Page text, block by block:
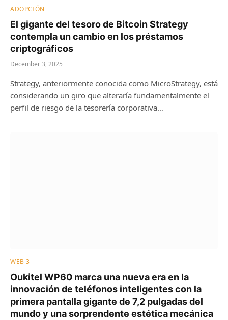
ADOPCIÓN
El gigante del tesoro de Bitcoin Strategy
contempla un cambio en los préstamos
criptográficos
December 3, 2025
Strategy, anteriormente conocida como MicroStrategy, está
considerando un giro que alteraría fundamentalmente el
perfil de riesgo de la tesorería corporativa…
WEB 3
Oukitel WP60 marca una nueva era en la
innovación de teléfonos inteligentes con la
primera pantalla gigante de 7,2 pulgadas del
mundo y una sorprendente estética mecánica